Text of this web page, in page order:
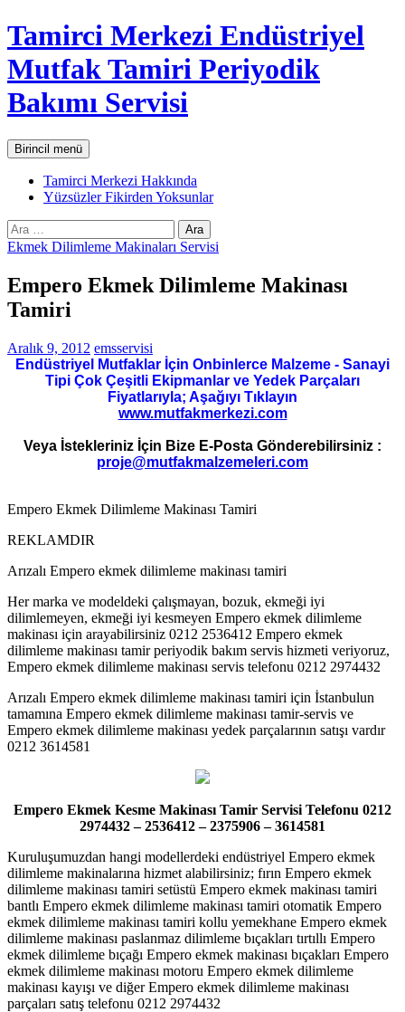
İçeriğe
atla
Tamirci Merkezi Endüstriyel
Mutfak Tamiri Periyodik
Bakımı Servisi
AraBirincil menü
Tamirci Merkezi Hakkında
Yüzsüzler Fikirden Yoksunlar
Arama:
Ekmek Dilimleme Makinaları Servisi
Empero Ekmek Dilimleme Makinası
Tamiri
Aralık 9, 2012 emsservisi
Endüstriyel Mutfaklar İçin Onbinlerce Malzeme - Sanayi
Tipi Çok Çeşitli Ekipmanlar ve Yedek Parçaları
Fiyatlarıyla; Aşağıyı Tıklayın
www.mutfakmerkezi.com
Veya İstekleriniz İçin Bize E-Posta Gönderebilirsiniz :
proje@mutfakmalzemeleri.com
Empero Ekmek Dilimleme Makinası Tamiri
REKLAMDIR
Arızalı Empero ekmek dilimleme makinası tamiri
Her marka ve modeldeki çalışmayan, bozuk, ekmeği iyi
dilimlemeyen, ekmeği iyi kesmeyen Empero ekmek dilimleme
makinası için arayabilirsiniz 0212 2536412 Empero ekmek
dilimleme makinası tamir periyodik bakım servis hizmeti veriyoruz,
Empero ekmek dilimleme makinası servis telefonu 0212 2974432
Arızalı Empero ekmek dilimleme makinası tamiri için İstanbulun
tamamına Empero ekmek dilimleme makinası tamir-servis ve
Empero ekmek dilimleme makinası yedek parçalarının satışı vardır
0212 3614581
Empero Ekmek Kesme Makinası Tamir Servisi Telefonu 0212
2974432 – 2536412 – 2375906 – 3614581
Kuruluşumuzdan hangi modellerdeki endüstriyel Empero ekmek
dilimleme makinalarına hizmet alabilirsiniz; fırın Empero ekmek
dilimleme makinası tamiri setüstü Empero ekmek makinası tamiri
bantlı Empero ekmek dilimleme makinası tamiri otomatik Empero
ekmek dilimleme makinası tamiri kollu yemekhane Empero ekmek
dilimleme makinası paslanmaz dilimleme bıçakları tırtıllı Empero
ekmek dilimleme bıçağı Empero ekmek makinası bıçakları Empero
ekmek dilimleme makinası motoru Empero ekmek dilimleme
makinası kayışı ve diğer Empero ekmek dilimleme makinası
parçaları satış telefonu 0212 2974432